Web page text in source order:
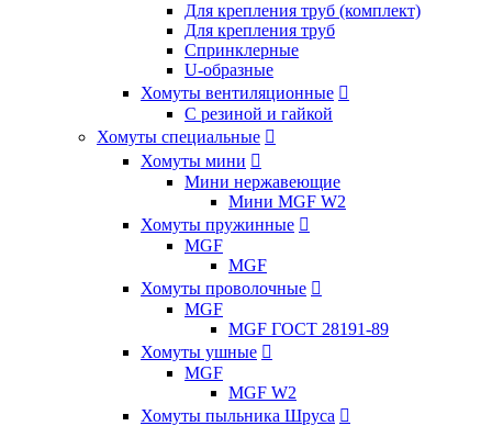
Для крепления труб (комплект)
Для крепления труб
Спринклерные
U-образные
Хомуты вентиляционные 
С резиной и гайкой
Хомуты специальные 
Хомуты мини 
Мини нержавеющие
Мини MGF W2
Хомуты пружинные 
MGF
MGF
Хомуты проволочные 
MGF
MGF ГОСТ 28191-89
Хомуты ушные 
MGF
MGF W2
Хомуты пыльника Шруса 